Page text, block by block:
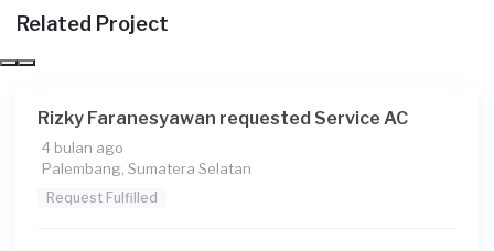
Palembang, Sumatera Selatan
Wim requested Service AC
Palembang, Sumatera Selatan
Related Project
Rizky Faranesyawan requested Service AC
4 bulan ago
Palembang, Sumatera Selatan
Request Fulfilled